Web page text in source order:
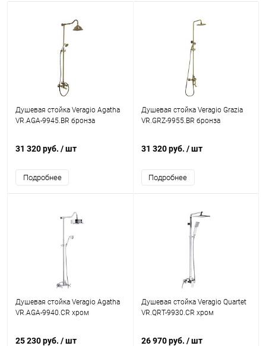
Душевая стойка Veragio Agatha
VR.AGA-9945.BR бронза
31 320 руб. / шт
Подробнее
Душевая стойка Veragio Grazia
VR.GRZ-9955.BR бронза
31 320 руб. / шт
Подробнее
Душевая стойка Veragio Agatha
VR.AGA-9940.CR хром
25 230 руб. / шт
Душевая стойка Veragio Quartet
VR.QRT-9930.CR хром
26 970 руб. / шт